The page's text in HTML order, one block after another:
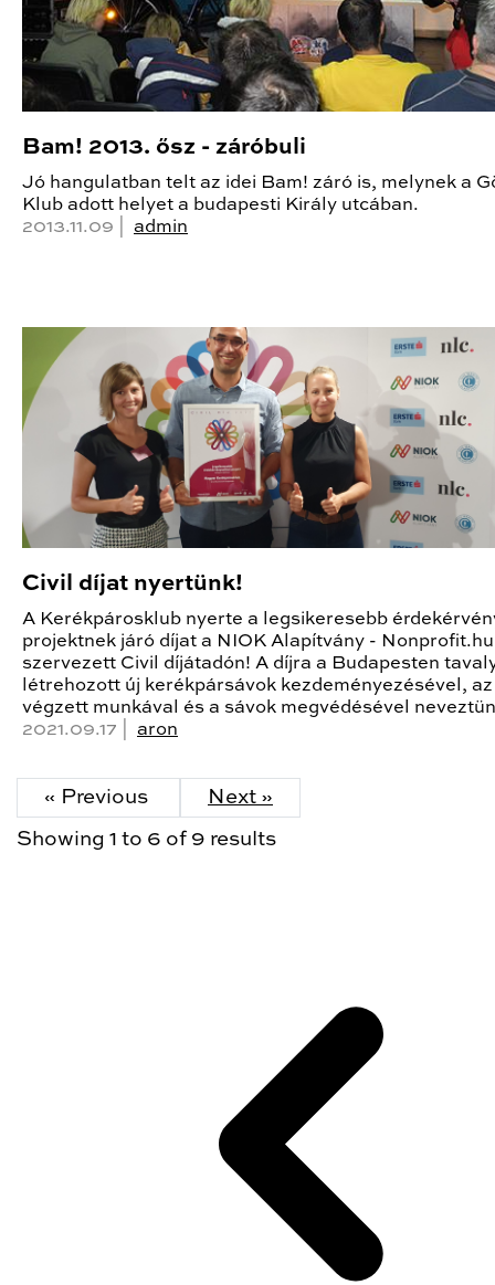
Bam! 2013. ősz - záróbuli
Jó hangulatban telt az idei Bam! záró is, melynek a
Klub adott helyet a budapesti Király utcában.
2013.11.09 | admin
Civil díjat nyertünk!
A Kerékpárosklub nyerte a legsikeresebb
projektnek járó díjat a NIOK Alapítvány -
szervezett Civil díjátadón! A díjra a Budapesten
létrehozott új kerékpársávok kezdeményezésével,
végzett munkával és a sávok megvédésével
2021.09.17 | aron
« Previous Next »
Showing 1 to 6 of 9 results